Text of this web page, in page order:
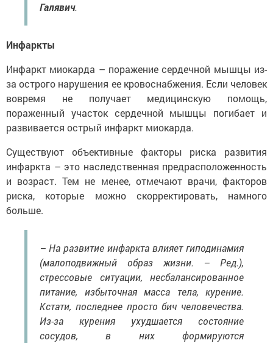
Галявич.
Инфаркты
Инфаркт миокарда – поражение сердечной мышцы из-
за острого нарушения ее кровоснабжения. Если человек
вовремя не получает медицинскую помощь,
пораженный участок сердечной мышцы погибает и
развивается острый инфаркт миокарда.
Существуют объективные факторы риска развития
инфаркта – это наследственная предрасположенность
и возраст. Тем не менее, отмечают врачи, факторов
риска, которые можно скорректировать, намного
больше.
– На развитие инфаркта влияет гиподинамия
(малоподвижный образ жизни. – Ред.),
стрессовые ситуации, несбалансированное
питание, избыточная масса тела, курение.
Кстати, последнее просто бич человечества.
Из-за курения ухудшается состояние
сосудов, в них формируются